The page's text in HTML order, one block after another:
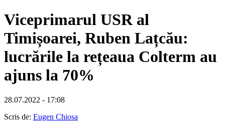
Viceprimarul USR al
Timișoarei, Ruben Lațcău:
lucrările la rețeaua Colterm au
ajuns la 70%
28.07.2022 - 17:08
Scris de: Eugen Chiosa